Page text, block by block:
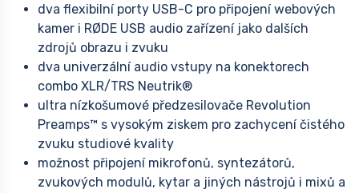
dva flexibilní porty USB-C pro připojení webových
kamer i RØDE USB audio zařízení jako dalších
zdrojů obrazu i zvuku
dva univerzální audio vstupy na konektorech
combo XLR/TRS Neutrik®
ultra nízkošumové předzesilovače Revolution
Preamps™ s vysokým ziskem pro zachycení čistého
zvuku studiové kvality
možnost připojení mikrofonů, syntezátorů,
zvukových modulů, kytar a jiných nástrojů i mixů a